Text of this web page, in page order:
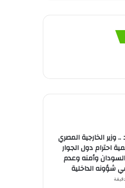
وزير الخارجية المصري
احترام دول الجوار
وأمنه وعدم
شؤونه الداخلية